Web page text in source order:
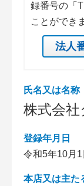
録番号の「
ことができ
法人
氏名又は名称
株式会
登録年月日
令和5年10月1
本店又は主た